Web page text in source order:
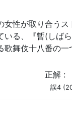
女性が取り合うス
いる、『暫(しば
歌舞伎十八番の一
正解 :
誤4